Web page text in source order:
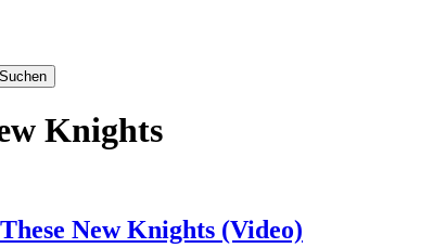
Knights
New Knights (Video)